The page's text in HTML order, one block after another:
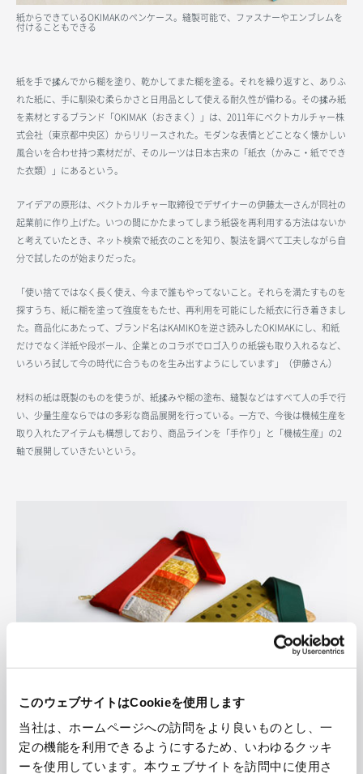
このウェブサイトはCookieを使用します
当社は、ホームページへの訪問をより良いものとし、一
定の機能を利用できるようにするため、いわゆるクッキ
ーを使用しています。本ウェブサイトを訪問中に使用さ
紙からできているOKIMAKのペンケース。縫製可能で、ファスナーやエンブレムを
付けることもできる
紙を手で揉んでから糊を塗り、乾かしてまた糊を塗る。それを繰り返すと、ありふ
れた紙に、手に馴染む柔らかさと日用品として使える耐久性が備わる。その揉み紙
を素材とするブランド「OKIMAK（おきまく）」は、2011年にベクトカルチャー株
式会社（東京都中央区）からリリースされた。モダンな表情とどことなく懐かしい
風合いを合わせ持つ素材だが、そのルーツは日本古来の「紙衣（かみこ・紙ででき
た衣類）」にあるという。
アイデアの原形は、ベクトカルチャー取締役でデザイナーの伊藤太一さんが同社の
起業前に作り上げた。いつの間にかたまってしまう紙袋を再利用する方法はないか
と考えていたとき、ネット検索で紙衣のことを知り、製法を調べて工夫しながら自
分で試したのが始まりだった。
「使い捨てではなく長く使え、今まで誰もやってないこと。それらを満たすものを
探すうち、紙に糊を塗って強度をもたせ、再利用を可能にした紙衣に行き着きまし
た。商品化にあたって、ブランド名はKAMIKOを逆さ読みしたOKIMAKにし、和紙
だけでなく洋紙や段ボール、企業とのコラボでロゴ入りの紙袋も取り入れるなど、
いろいろ試して今の時代に合うものを生み出すようにしています」（伊藤さん）
材料の紙は既製のものを使うが、紙揉みや糊の塗布、縫製などはすべて人の手で行
い、少量生産ならではの多彩な商品展開を行っている。一方で、今後は機械生産を
取り入れたアイテムも構想しており、商品ラインを「手作り」と「機械生産」の2
軸で展開していきたいという。
OKIMAKと一品更屋のコラボで作られた限定商品の「ふくさばさみ」。茶席で使用
するほか、パスポートケースなどの用途にも